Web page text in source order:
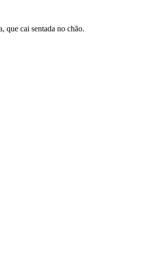
que cai sentada no chão.